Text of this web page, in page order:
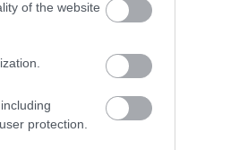
of the website
protection.Karbonkór